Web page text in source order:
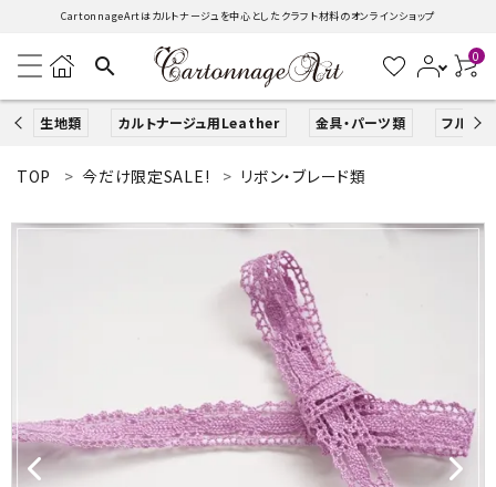
CartonnageArtはカルトナージュを中心としたクラフト材料のオンラインショップ
search 0
生地類 カルトナージュ用Leather 金具・パーツ類 フルキッ
search
新規会員登録
カルトナージュLeather用
TOP 今だけ限定SALE! リボン・ブレード類